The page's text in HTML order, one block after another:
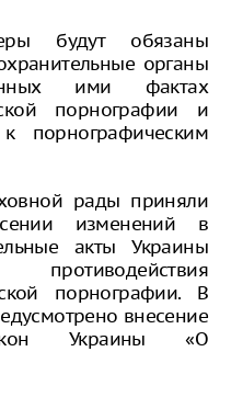
будут обязаны
органы
ими фактах
порнографии и
порнографическим
рады приняли
изменений в
акты Украины
порнографии. В
внесение
Украины «О